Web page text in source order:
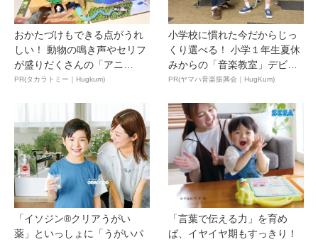
おかたづけもできる点がうれ
しい！ 動物の鳴き声やセリフ
が盛りだくさんの「アニ
ア ...
PR(タカラトミー｜Hugkum)
小学校に慣れた今だからじっ
くり選べる！ 小学１年生夏休
みからの「音楽教室」デビ
ュ...
PR(ヤマハ音楽振興会｜HugKum)
「イソジン®クリアうがい
薬」といっしょに「うがいパ
「言葉で伝える力」を育め
ば、イヤイヤ期もすっきり！